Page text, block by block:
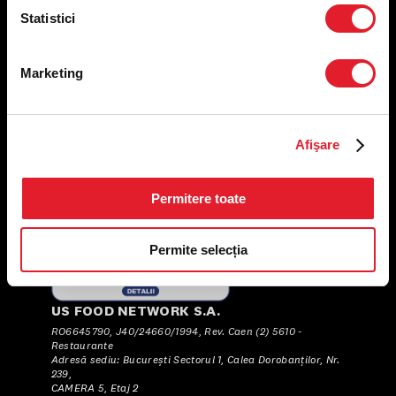
Statistici
Marketing
Afişare
Permitere toate
Permite selecția
Utile
Politica privind prelucrarea datelor
US FOOD NETWORK S.A.
RO6645790, J40/24660/1994, Rev. Caen (2) 5610 -
Restaurante
Adresă sediu: Bucureşti Sectorul 1, Calea Dorobanţilor, Nr.
239,
CAMERA 5, Etaj 2